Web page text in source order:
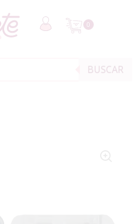
0
BUSCAR